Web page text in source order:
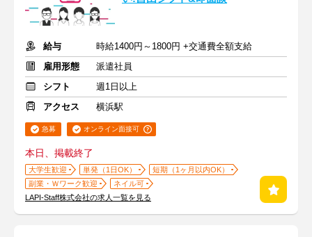
給与
時給1400円～1800円 +交通費全額支給
雇用形態
派遣社員
シフト
週1日以上
アクセス
横浜駅
急募 オンライン面接可
本日、掲載終了
大学生歓迎 単発（1日OK）
短期（1ヶ月以内OK）
副業・Ｗワーク歓迎
ネイル可
LAPI-Staff株式会社の求人一覧を見る